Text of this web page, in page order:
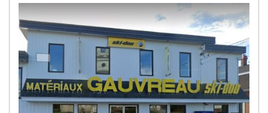
N
O
U
V
E
L
L
E